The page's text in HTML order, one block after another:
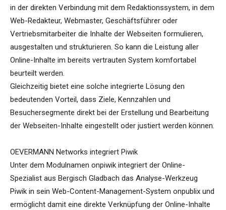
in der direkten Verbindung mit dem Redaktionssystem, in dem
Web-Redakteur, Webmaster, Geschäftsführer oder
Vertriebsmitarbeiter die Inhalte der Webseiten formulieren,
ausgestalten und strukturieren. So kann die Leistung aller
Online-Inhalte im bereits vertrauten System komfortabel
beurteilt werden.
Gleichzeitig bietet eine solche integrierte Lösung den
bedeutenden Vorteil, dass Ziele, Kennzahlen und
Besuchersegmente direkt bei der Erstellung und Bearbeitung
der Webseiten-Inhalte eingestellt oder justiert werden können.
OEVERMANN Networks integriert Piwik
Unter dem Modulnamen onpiwik integriert der Online-
Spezialist aus Bergisch Gladbach das Analyse-Werkzeug
Piwik in sein Web-Content-Management-System onpublix und
ermöglicht damit eine direkte Verknüpfung der Online-Inhalte